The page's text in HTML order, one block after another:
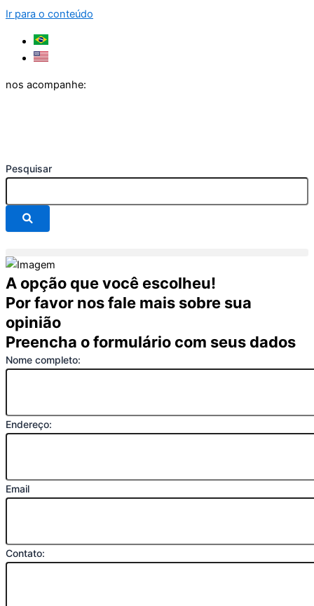
Ir para o conteúdo
nos acompanhe:
Pesquisar
A opção que você escolheu!
Por favor nos fale mais sobre sua
opinião
Preencha o formulário com seus dados
Nome completo:
Endereço:
Email
Contato: